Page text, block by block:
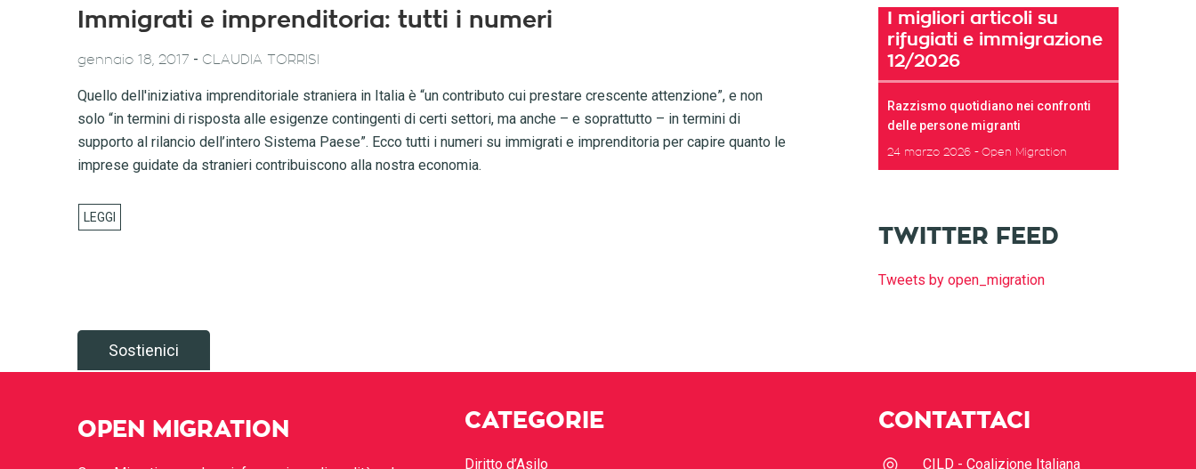
Immigrati e imprenditoria: tutti i numeri
gennaio 18, 2017 - CLAUDIA TORRISI
Quello dell'iniziativa imprenditoriale straniera in Italia è “un contributo cui prestare crescente attenzione”, e non
solo “in termini di risposta alle esigenze contingenti di certi settori, ma anche – e soprattutto – in termini di
supporto al rilancio dell’intero Sistema Paese”. Ecco tutti i numeri su immigrati e imprenditoria per capire quanto le
imprese guidate da stranieri contribuiscono alla nostra economia.
I migliori articoli su
rifugiati e immigrazione
12/2026
Razzismo quotidiano nei confronti
delle persone migranti
24 marzo 2026 Open Migration
TWITTER FEED
Tweets by open_migration
Sostienici
OPEN MIGRATION CATEGORIE
Diritto d’Asilo
CONTATTACI
CILD - Coalizione Italiana